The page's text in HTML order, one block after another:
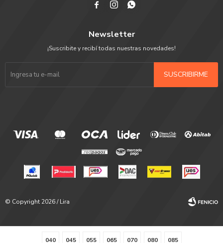
040 045 055 065 070 080 085
  
Newsletter
¡Suscribite y recibí todas nuestras novedades!
SUSCRIBIRME
© Copyright 2026 / Lira